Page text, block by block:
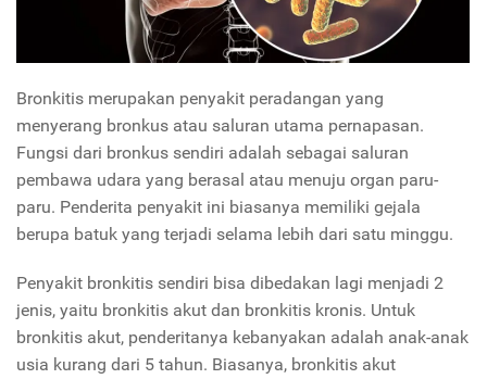
Bronkitis merupakan penyakit peradangan yang
menyerang bronkus atau saluran utama pernapasan.
Fungsi dari bronkus sendiri adalah sebagai saluran
pembawa udara yang berasal atau menuju organ paru-
paru. Penderita penyakit ini biasanya memiliki gejala
berupa batuk yang terjadi selama lebih dari satu minggu.
Penyakit bronkitis sendiri bisa dibedakan lagi menjadi 2
jenis, yaitu bronkitis akut dan bronkitis kronis. Untuk
bronkitis akut, penderitanya kebanyakan adalah anak-anak
usia kurang dari 5 tahun. Biasanya, bronkitis akut